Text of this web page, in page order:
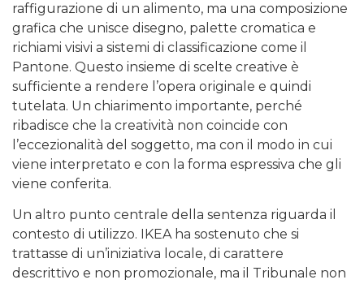
raffigurazione di un alimento, ma una composizione
grafica che unisce disegno, palette cromatica e
richiami visivi a sistemi di classificazione come il
Pantone. Questo insieme di scelte creative è
sufficiente a rendere l’opera originale e quindi
tutelata. Un chiarimento importante, perché
ribadisce che la creatività non coincide con
l’eccezionalità del soggetto, ma con il modo in cui
viene interpretato e con la forma espressiva che gli
viene conferita.
Un altro punto centrale della sentenza riguarda il
contesto di utilizzo. IKEA ha sostenuto che si
trattasse di un’iniziativa locale, di carattere
descrittivo e non promozionale, ma il Tribunale non